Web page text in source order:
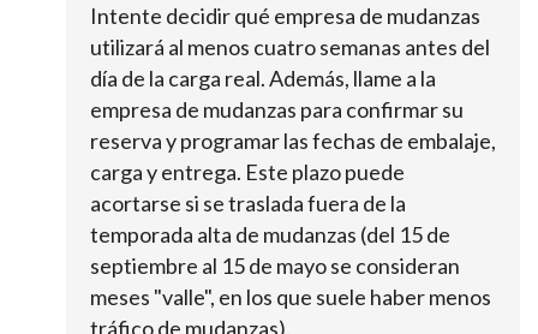
Intente decidir qué empresa de mudanzas
utilizará al menos cuatro semanas antes del
día de la carga real. Además, llame a la
empresa de mudanzas para confirmar su
reserva y programar las fechas de embalaje,
carga y entrega. Este plazo puede
acortarse si se traslada fuera de la
temporada alta de mudanzas (del 15 de
septiembre al 15 de mayo se consideran
meses "valle", en los que suele haber menos
tráfico de mudanzas).